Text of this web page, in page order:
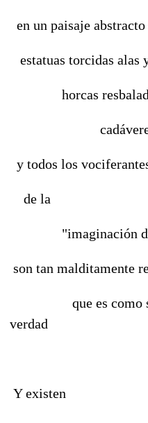
en un paisaje
estatuas torcidas alas
horcas
cadáveres y
y todos los
de la
"imaginación del
son tan malditamente
que es como si
verdad
Y existen